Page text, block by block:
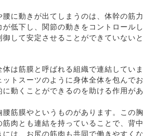
腰に動きが出てしまうのは、体幹の筋力
低下し、関節の動きをコントロールし
御して安定させることができていないと
体は筋膜と呼ばれる組織で連結していま
トスーツのように身体全体を包んでお
に動くことができるのを助ける作用があ
筋膜やというものがあります。この胸
筋肉とも連結を持っていることで、背中
は、お尻の筋肉も共同で働きやすくな